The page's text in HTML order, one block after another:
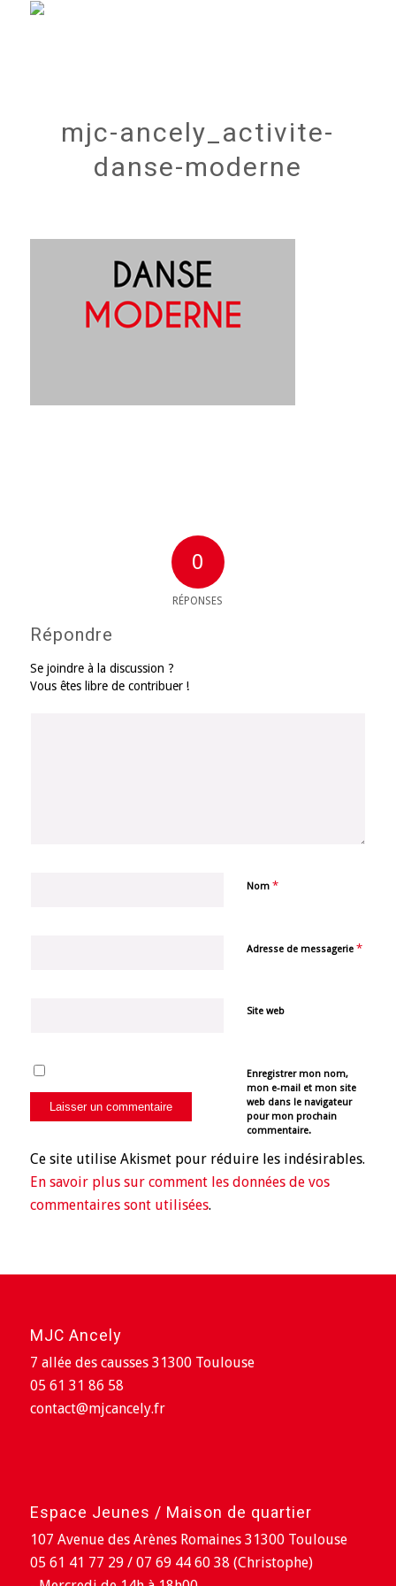
mjc-ancely_activite-
danse-moderne
0
RÉPONSES
Répondre
Se joindre à la discussion ?
Vous êtes libre de contribuer !
Nom *
Adresse de messagerie *
Site web
Enregistrer mon nom,
mon e-mail et mon site
web dans le navigateur
pour mon prochain
commentaire.
Ce site utilise Akismet pour réduire les indésirables.
En savoir plus sur comment les données de vos
commentaires sont utilisées.
MJC Ancely
7 allée des causses 31300 Toulouse
05 61 31 86 58
contact@mjcancely.fr
Espace Jeunes / Maison de quartier
107 Avenue des Arènes Romaines 31300 Toulouse
05 61 41 77 29 / 07 69 44 60 38 (Christophe)